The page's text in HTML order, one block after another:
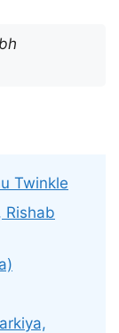
Twinkle
Rishab